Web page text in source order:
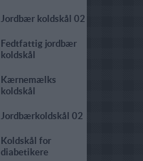
Jordbær koldskål 02
Fedtfattig jordbær
koldskål
Kærnemælks
koldskål
Jordbærkoldskål 02
Koldskål for
diabetikere